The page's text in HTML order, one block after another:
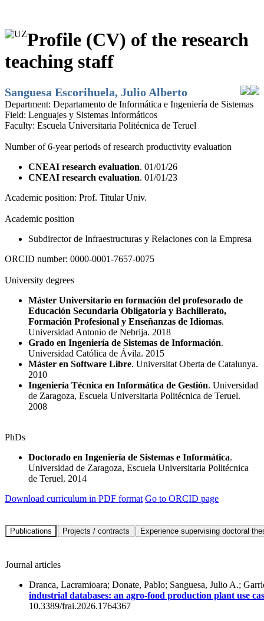
Profile (CV) of the research
teaching staff
Sanguesa Escorihuela, Julio Alberto
Department: Departamento de Informática e Ingeniería de Sistemas
Field: Lenguajes y Sistemas Informáticos
Faculty: Escuela Universitaria Politécnica de Teruel
Number of 6-year periods of research productivity evaluation
CNEAI research evaluation. 01/01/26
CNEAI research evaluation. 01/01/23
Academic position: Prof. Titular Univ.
Academic position
Subdirector de Infraestructuras y Relaciones con la Empresa
ORCID number: 0000-0001-7657-0075
University degrees
Máster Universitario en formación del profesorado de
Educación Secundaria Obligatoria y Bachillerato,
Formación Profesional y Enseñanzas de Idiomas.
Universidad Antonio de Nebrija. 2018
Grado en Ingeniería de Sistemas de Información.
Universidad Católica de Ávila. 2015
Máster en Software Libre. Universitat Oberta de Catalunya.
2010
Ingeniería Técnica en Informática de Gestión. Universidad
de Zaragoza, Escuela Universitaria Politécnica de Teruel.
2008
PhDs
Doctorado en Ingeniería de Sistemas e Informática.
Universidad de Zaragoza, Escuela Universitaria Politécnica
de Teruel. 2014
Download curriculum in PDF format Go to ORCID page
Journal articles
Dranca, Lacramioara; Donate, Pablo; Sanguesa, Julio A.;
industrial databases: an agro-food production plant use
10.3389/frai.2026.1764367